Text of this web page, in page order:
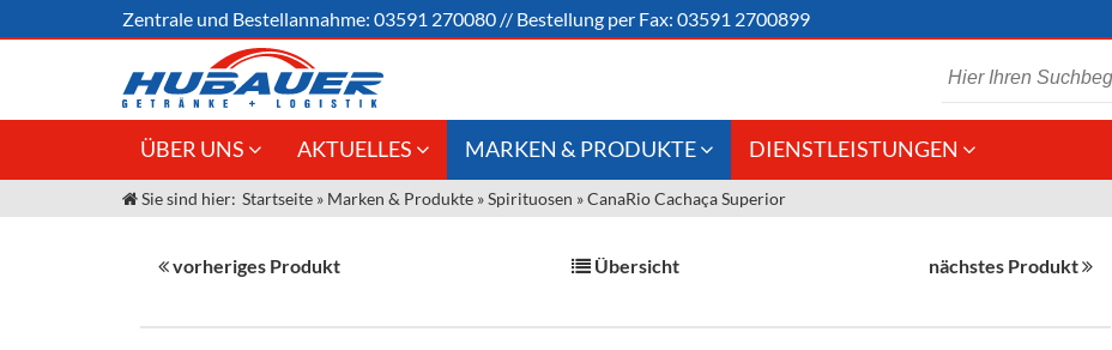
Zentrale und Bestellannahme: 03591 270080 // Bestellung per Fax: 03591 2700899
ÜBER UNS
Jobs
Unser Liefergebiet
AKTUELLES
Angebote Gastronomie &
Gastronomie
Großhandel
Innovation - Die Neue Art des
MARKEN & PRODUKTE
Weine & Schaumwein
DIENSTLEISTUNGEN
Kommisionskauf &
Sie sind hier: Startseite » Marken & Produkte »Spirituosen »CanaRio Cachaça Superior
vorheriges Produkt Übersicht nächstes Produkt